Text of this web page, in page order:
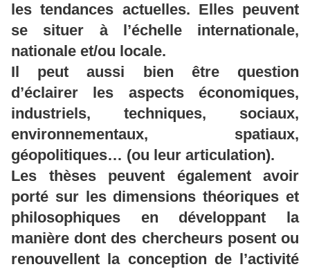
les tendances actuelles. Elles peuvent
se situer à l’échelle internationale,
nationale et/ou locale.
Il peut aussi bien être question
d’éclairer les aspects économiques,
industriels, techniques, sociaux,
environnementaux, spatiaux,
géopolitiques… (ou leur articulation).
Les thèses peuvent également avoir
porté sur les dimensions théoriques et
philosophiques en développant la
manière dont des chercheurs posent ou
renouvellent la conception de l’activité